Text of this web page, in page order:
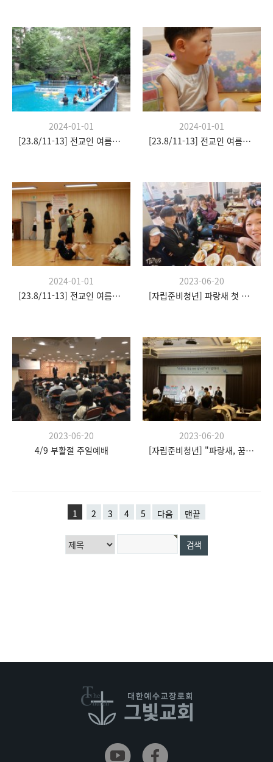
2024-01-01
[23.8/11-13] 전교인 여름수련회
2024-01-01
[23.8/11-13] 전교인 여름수련회
2024-01-01
[23.8/11-13] 전교인 여름수련회
2023-06-20
[자립준비청년] 파랑새 첫 모임
2023-06-20
4/9 부활절 주일예배
2023-06-20
[자립준비청년] "파랑새, 꿈을 향한 날갯짓" 발대식
1 2 3 4 5 다음 맨끝